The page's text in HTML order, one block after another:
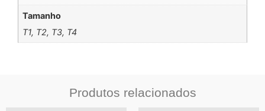
Tamanho
T1, T2, T3, T4
Produtos relacionados